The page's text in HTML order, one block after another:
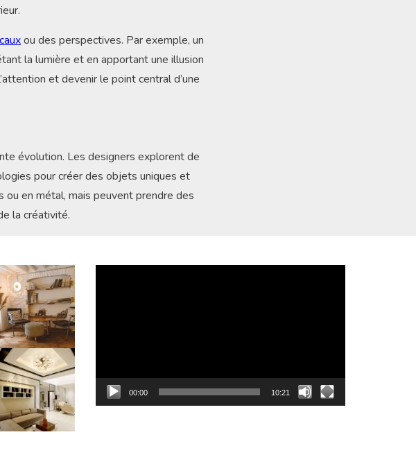
ou des perspectives. Par exemple, un
la lumière et en apportant une illusion
et devenir le point central d’une
évolution. Les designers explorent de
pour créer des objets uniques et
en métal, mais peuvent prendre des
la créativité.
00:00 10:21